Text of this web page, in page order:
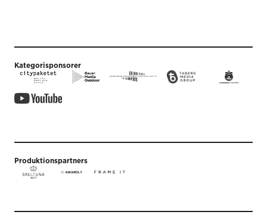
Kategorisponsorer
Produktionspartners